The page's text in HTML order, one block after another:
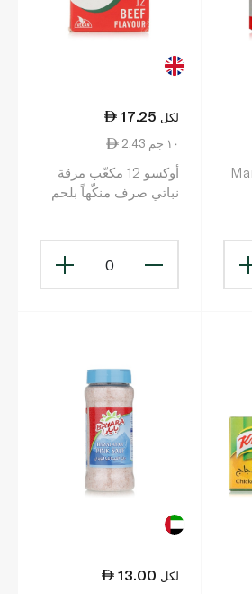
17.25 لكل
2.43 ١٠ جم
أوكسو 12 مكعّب مرقة
نباتي صرف منكّهاً بلحم
0
13.00 لكل